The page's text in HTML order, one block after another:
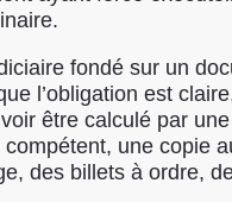
fondé sur un
l’obligation est
être calculé par
une copie
des billets à ordre,